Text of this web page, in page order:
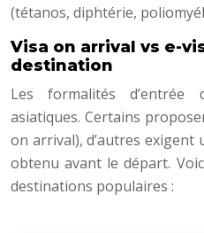
(tétanos, diphtérie,
Visa on arrival vs e-
destination
Les formalités
asiatiques. Certains
on arrival), d’autres exigent
obtenu avant le départ.
destinations populaires :